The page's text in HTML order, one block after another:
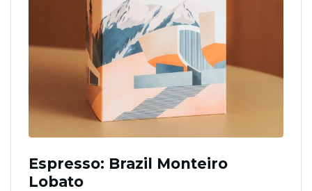
Espresso: Brazil Monteiro
Lobato